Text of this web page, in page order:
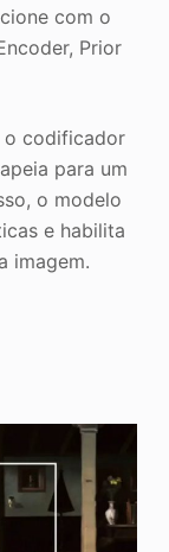
com o
Prior
o codificador
para um
o modelo
e habilita
imagem.